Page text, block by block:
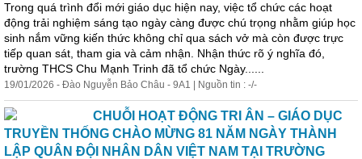
Trong quá trình đổi mới giáo dục hiện nay, việc tổ chức các hoạt
động trải nghiệm sáng tạo ngày càng được chú trọng nhằm giúp học
sinh nắm vững kiến thức không chỉ qua sách vở mà còn được trực
tiếp quan sát, tham gia và cảm nhận. Nhận thức rõ ý nghĩa đó,
trường THCS Chu Mạnh Trinh đã tổ chức Ngày......
19/01/2026 - Đào Nguyễn Bảo Châu - 9A1 | Nguồn tin : -/-
CHUỖI HOẠT ĐỘNG TRI ÂN – GIÁO DỤC
TRUYỀN THỐNG CHÀO MỪNG 81 NĂM NGÀY THÀNH
LẬP QUÂN ĐỘI NHÂN DÂN VIỆT NAM TẠI TRƯỜNG